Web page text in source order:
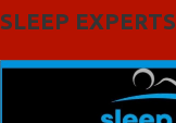
SLEEP EXPERTS